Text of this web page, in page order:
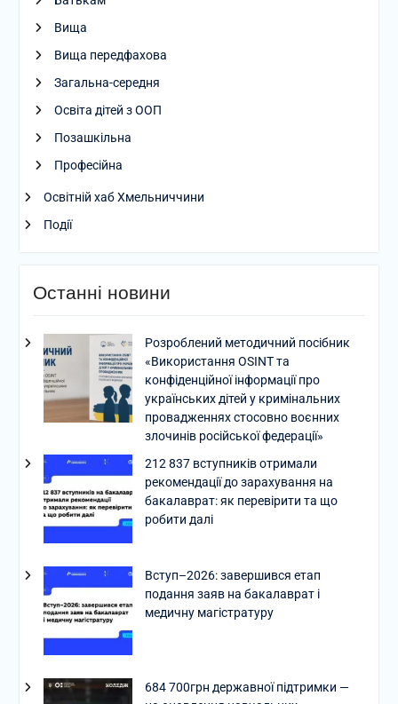
Вища
Вища передфахова
Загальна-середня
Освіта дітей з ООП
Позашкільна
Професійна
Освітній хаб Хмельниччини
Події
Останні новини
Розроблений методичний посібник
«Використання OSINT та
конфіденційної інформації про
українських дітей у кримінальних
провадженнях стосовно воєнних
злочинів російської федерації»
212 837 вступників отримали
рекомендації до зарахування на
бакалаврат: як перевірити та що
робити далі
Вступ–2026: завершився етап
подання заяв на бакалаврат і
медичну магістратуру
684 700грн державної підтримки —